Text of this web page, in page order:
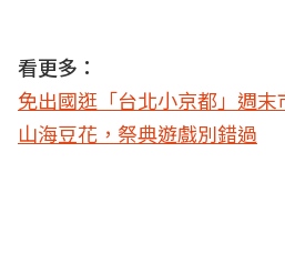
看更多：
免出國逛「台北小京都」週末
山海豆花，祭典遊戲別錯過